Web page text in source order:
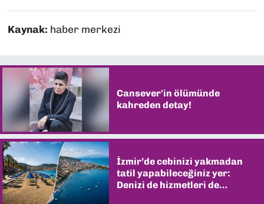
Kaynak: haber merkezi
Cansever'in ölümünde
kahreden detay!
İzmir’de cebinizi yakmadan
tatil yapabileceğiniz yer:
Denizi de hizmetleri de